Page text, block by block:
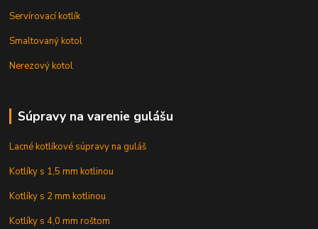
Servírovací kotlík
Smaltovaný kotol
Nerezový kotol
Súpravy na varenie gulášu
Lacné kotlíkové súpravy na guláš
Kotlíky s 1,5 mm kotlinou
Kotlíky s 2 mm kotlinou
Kotlíky s 4,0 mm roštom